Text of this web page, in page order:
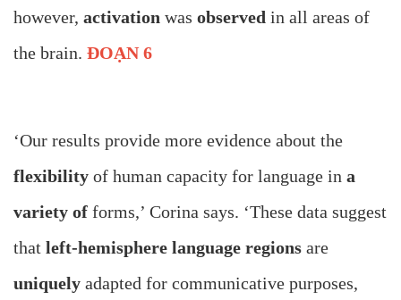
however, activation was observed in all areas of
the brain. ĐOẠN 6
‘Our results provide more evidence about the
flexibility of human capacity for language in a
variety of forms,’ Corina says. ‘These data suggest
that left-hemisphere language regions are
uniquely adapted for communicative purposes,